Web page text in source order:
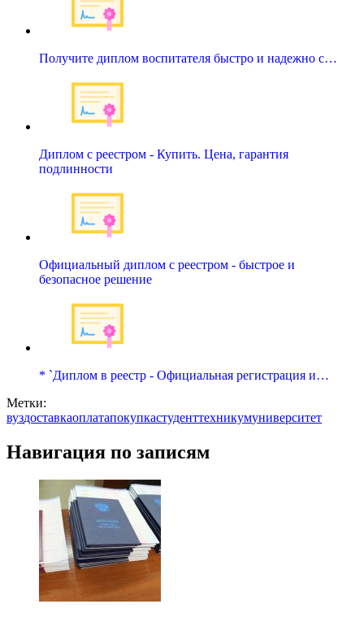
Получите диплом воспитателя быстро и надежно с…
Диплом с реестром - Купить. Цена, гарантия
подлинности
Официальный диплом с реестром - быстрое и
безопасное решение
* `Диплом в реестр - Официальная регистрация и…
Метки:
вуздоставкаоплатапокупкастуденттехникумуниверситет
Навигация по записям